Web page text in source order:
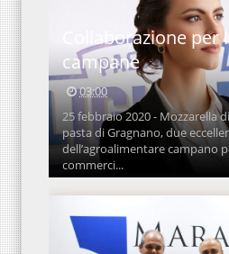
Collaborazione per
campane
03:00
25 febbraio 2020 - Mozzarella
pasta di Gragnano, due
dell’agroalimentare campano
commerci...